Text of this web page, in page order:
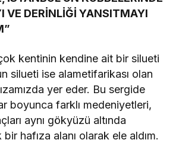
VE DERİNLİĞİ YANSITMAYI
kentinin kendine ait bir silueti
silueti ise alametifarikası olan
yer eder. Bu sergide
boyunca farklı medeniyetleri,
aynı gökyüzü altında
hafıza alanı olarak ele aldım.